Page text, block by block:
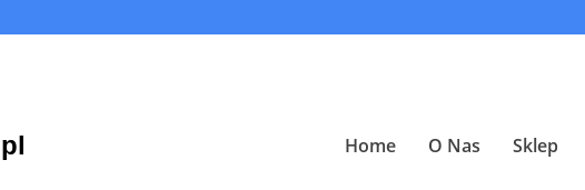
Home O Nas Sklep